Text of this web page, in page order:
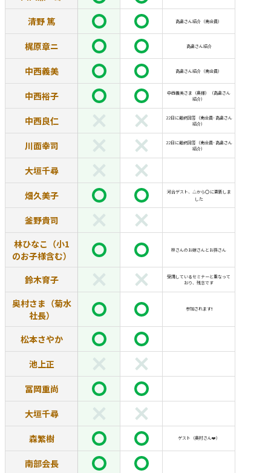
清野 篤 高畠さん紹介（南会員）
梶原章ニ 高畠さん紹介
中西義美 高畠さん紹介（南会員）
中西裕子
中西義美さま（奥様）（高畠さん
紹介）
中西良仁
22日に最終回答（南会員･高畠さん
紹介）
川面幸司
22日に最終回答（南会員･高畠さん
紹介）
大垣千尋
畑久美子
河合ゲスト、△から⭕️に更新しま
した
釜野貴司
林ひなこ（小1
のお子様含む）
林さんのお嫁さんとお孫さん
鈴木育子
受講しているセミナーと重なって
おり、残念です
奥村さま（菊水
社長）
参加されます❗️
松本さやか
池上正
冨岡重尚
大垣千尋
森繁樹 ゲスト（奥村さん❤️）
南部会長